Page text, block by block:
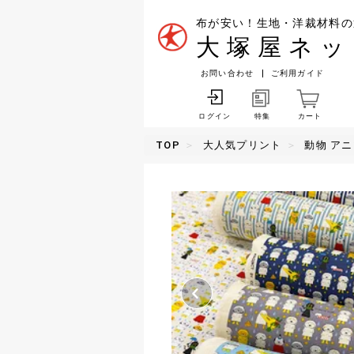
布が安い！生地・洋裁材料
大塚屋ネ
お問い合わせ ご利用ガイド
ログイン 特集 カート
TOP 大人気プリント 動物 ア